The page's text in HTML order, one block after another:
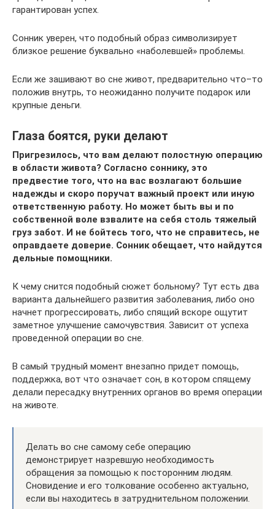
гарантирован успех.
Сонник уверен, что подобный образ символизирует
близкое решение буквально «наболевшей» проблемы.
Если же зашивают во сне живот, предварительно что–то
положив внутрь, то неожиданно получите подарок или
крупные деньги.
Глаза боятся, руки делают
Пригрезилось, что вам делают полостную операцию
в области живота? Согласно соннику, это
предвестие того, что на вас возлагают большие
надежды и скоро поручат важный проект или иную
ответственную работу. Но может быть вы и по
собственной воле взвалите на себя столь тяжелый
груз забот. И не бойтесь того, что не справитесь, не
оправдаете доверие. Сонник обещает, что найдутся
дельные помощники.
К чему снится подобный сюжет больному? Тут есть два
варианта дальнейшего развития заболевания, либо оно
начнет прогрессировать, либо спящий вскоре ощутит
заметное улучшение самочувствия. Зависит от успеха
проведенной операции во сне.
В самый трудный момент внезапно придет помощь,
поддержка, вот что означает сон, в котором спящему
делали пересадку внутренних органов во время операции
на животе.
Делать во сне самому себе операцию
демонстрирует назревшую необходимость
обращения за помощью к посторонним людям.
Сновидение и его толкование особенно актуально,
если вы находитесь в затруднительном положении.